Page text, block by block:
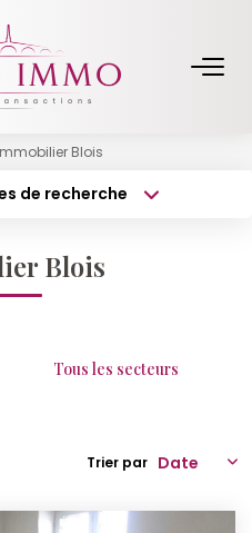
Blois
de recherche
Blois
Tous les secteurs
Trier par